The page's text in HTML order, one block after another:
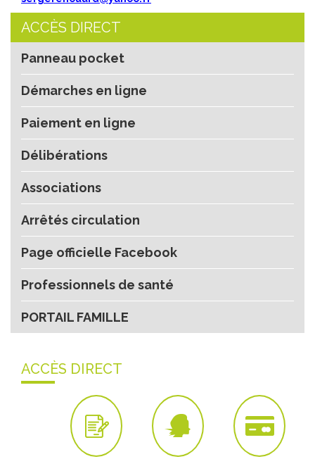
ACCÈS DIRECT
Panneau pocket
Démarches en ligne
Paiement en ligne
Délibérations
Associations
Arrêtés circulation
Page officielle Facebook
Professionnels de santé
PORTAIL FAMILLE
ACCÈS DIRECT